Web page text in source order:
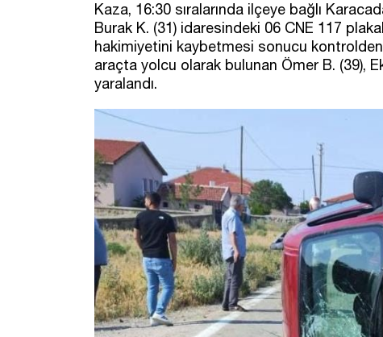
Kaza, 16:30 sıralarında ilçeye bağlı
Burak K. (31) idaresindeki 06 CNE 117
hakimiyetini kaybetmesi sonucu
araçta yolcu olarak bulunan Ömer B. (39),
yaralandı.